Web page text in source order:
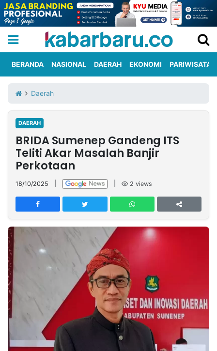
Iklan
Berita
Kami
Nasional
International
Olahraga
Entertainment
Daerah
Pariwisata
Kuliner
Kolom
Network
PT
TREETAN
INDONESIA
Partner
Insight
NTB
Suara
Time
Lens
IDN
Daily
Jogja
Jalan
Rakyat
Idealita
News
Kita
Notice
Dinamikapost.com
Radar
Baru
Seedbacklink
Follow
BERANDA NASIONAL DAERAH EKONOMI PARIWISATA
Daerah
DAERAH
BRIDA Sumenep Gandeng ITS
Teliti Akar Masalah Banjir
Perkotaan
18/10/2025 2 views